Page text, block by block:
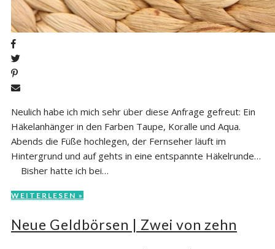
Neulich habe ich mich sehr über diese Anfrage gefreut: Ein
Häkelanhänger in den Farben Taupe, Koralle und Aqua.
Abends die Füße hochlegen, der Fernseher läuft im
Hintergrund und auf gehts in eine entspannte Häkelrunde…
Bisher hatte ich bei…
WEITERLESEN »
Neue Geldbörsen | Zwei von zehn